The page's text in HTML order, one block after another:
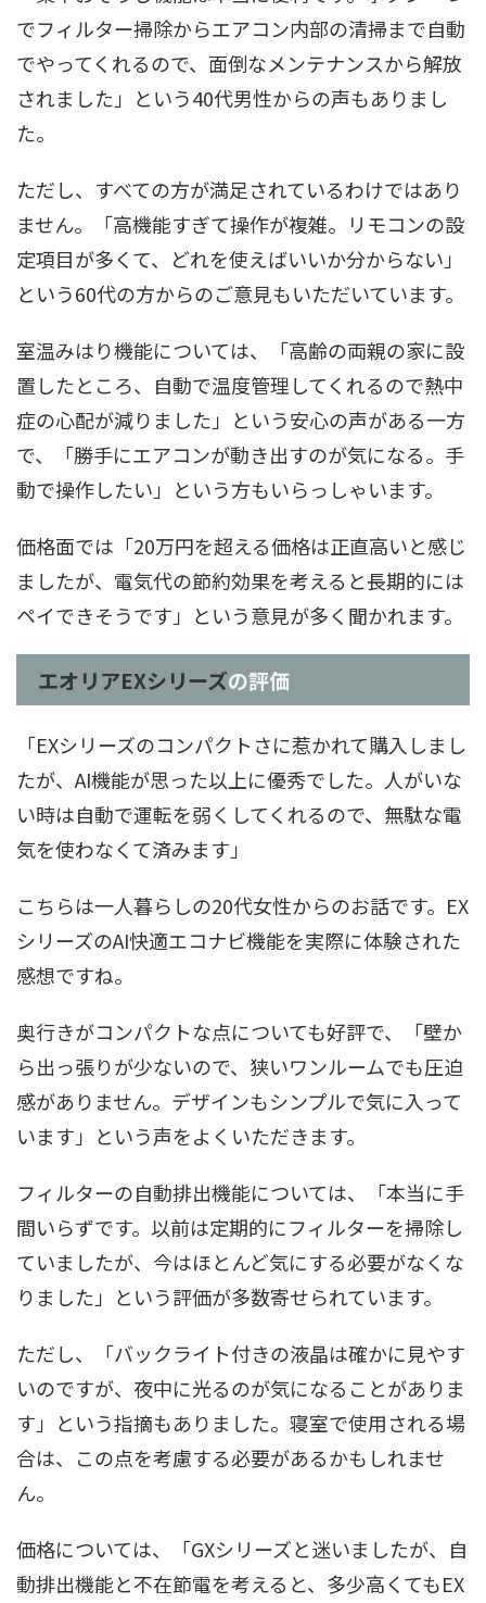
でフィルター掃除からエアコン内部の清掃まで自動
でやってくれるので、面倒なメンテナンスから解放
されました」という40代男性からの声もありまし
た。
ただし、すべての方が満足されているわけではあり
ません。「高機能すぎて操作が複雑。リモコンの設
定項目が多くて、どれを使えばいいか分からない」
という60代の方からのご意見もいただいています。
室温みはり機能については、「高齢の両親の家に設
置したところ、自動で温度管理してくれるので熱中
症の心配が減りました」という安心の声がある一方
で、「勝手にエアコンが動き出すのが気になる。手
動で操作したい」という方もいらっしゃいます。
価格面では「20万円を超える価格は正直高いと感じ
ましたが、電気代の節約効果を考えると長期的には
ペイできそうです」という意見が多く聞かれます。
エオリアEXシリーズの評価
「EXシリーズのコンパクトさに惹かれて購入しまし
たが、AI機能が思った以上に優秀でした。人がいな
い時は自動で運転を弱くしてくれるので、無駄な電
気を使わなくて済みます」
こちらは一人暮らしの20代女性からのお話です。EX
シリーズのAI快適エコナビ機能を実際に体験された
感想ですね。
奥行きがコンパクトな点についても好評で、「壁か
ら出っ張りが少ないので、狭いワンルームでも圧迫
感がありません。デザインもシンプルで気に入って
います」という声をよくいただきます。
フィルターの自動排出機能については、「本当に手
間いらずです。以前は定期的にフィルターを掃除し
ていましたが、今はほとんど気にする必要がなくな
りました」という評価が多数寄せられています。
ただし、「バックライト付きの液晶は確かに見やす
いのですが、夜中に光るのが気になることがありま
す」という指摘もありました。寝室で使用される場
合は、この点を考慮する必要があるかもしれませ
ん。
価格については、「GXシリーズと迷いましたが、自
動排出機能と不在節電を考えると、多少高くてもEX